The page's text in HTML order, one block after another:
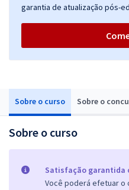
Sobre o curso Sobre o
Sobre o curso
Satisfação garantida
Você poderá efetuar o
garantia de atualização pós-